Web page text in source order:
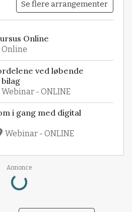
Se flere arrangementer
Online
Online
ved løbende
Webinar - ONLINE
i gang med digital
Webinar - ONLINE
Annonce
Loading...